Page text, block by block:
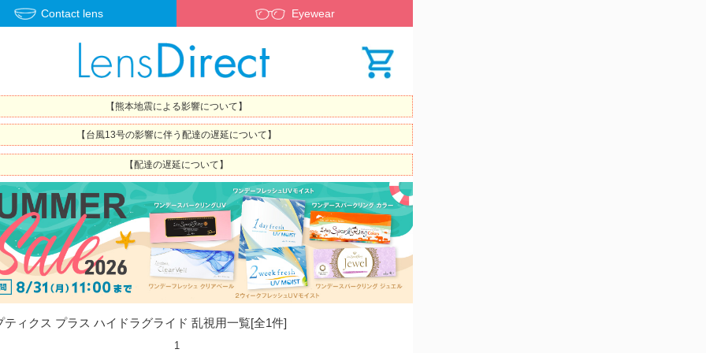
Contact lens Eyewear
【熊本地震による影響について】
【台風13号の影響に伴う配達の遅延について】
【配達の遅延について】
ティクス プラス ハイドラグライド 乱視用一覧[全1件]
1